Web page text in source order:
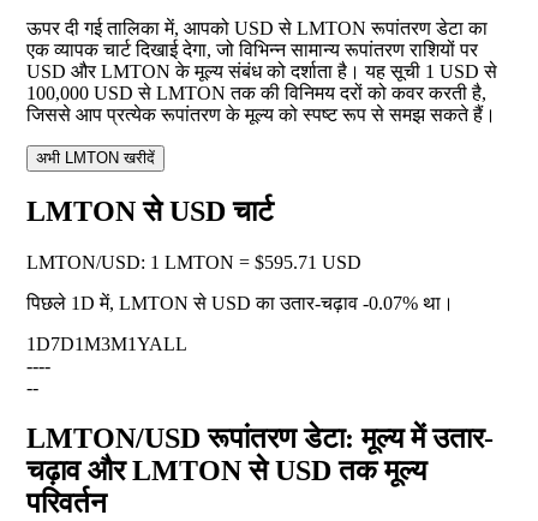
ऊपर दी गई तालिका में, आपको USD से LMTON रूपांतरण डेटा का
एक व्यापक चार्ट दिखाई देगा, जो विभिन्न सामान्य रूपांतरण राशियों पर
USD और LMTON के मूल्य संबंध को दर्शाता है। यह सूची 1 USD से
100,000 USD से LMTON तक की विनिमय दरों को कवर करती है,
जिससे आप प्रत्येक रूपांतरण के मूल्य को स्पष्ट रूप से समझ सकते हैं।
अभी LMTON खरीदें
LMTON से USD चार्ट
LMTON/USD: 1 LMTON = $595.71 USD
पिछले 1D में, LMTON से USD का उतार-चढ़ाव -0.07% था।
1D7D1M3M1YALL
----
--
LMTON/USD रूपांतरण डेटा: मूल्य में उतार-
चढ़ाव और LMTON से USD तक मूल्य
परिवर्तन